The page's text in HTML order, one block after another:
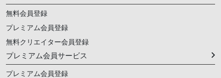
無料会員登録
プレミアム会員登録
無料クリエイター会員登録
プレミアム会員サービス
プレミアム会員登録